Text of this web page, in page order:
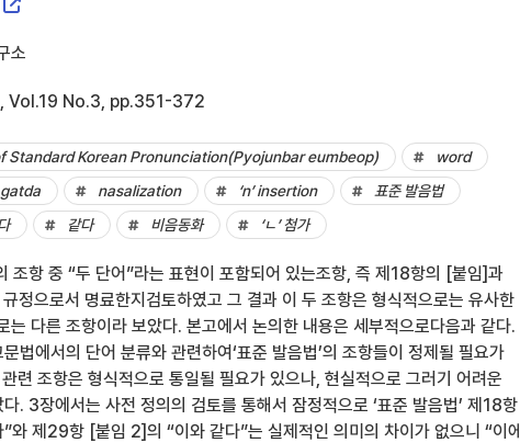
소
, Vol.19 No.3, pp.351-372
Standard Korean Pronunciation(Pyojunbar eumbeop)
word
gatda nasalization ‘n’ insertion
표준 발음법
같다 비음동화 ‘ㄴ’ 첨가
조항 중 “두 단어”라는 표현이 포함되어 있는조항, 즉 제18항의 [붙임]과
정으로서 명료한지검토하였고 그 결과 이 두 조항은 형식적으로는 유사한
는 다른 조항이라 보았다. 본고에서 논의한 내용은 세부적으로다음과 같다.
법에서의 단어 분류와 관련하여‘표준 발음법’의 조항들이 정제될 필요가
련 조항은 형식적으로 통일될 필요가 있으나, 현실적으로 그러기 어려운
. 3장에서는 사전 정의의 검토를 통해서 잠정적으로 ‘표준 발음법’ 제18항
와 제29항 [붙임 2]의 “이와 같다”는 실제적인 의미의 차이가 없으니 “이에